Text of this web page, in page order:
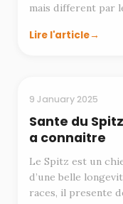
mais different par
Lire l'article
SANTE
9 January 2025
Sante du
a connaitre
Le Spitz est un
d’une belle
races, il presente